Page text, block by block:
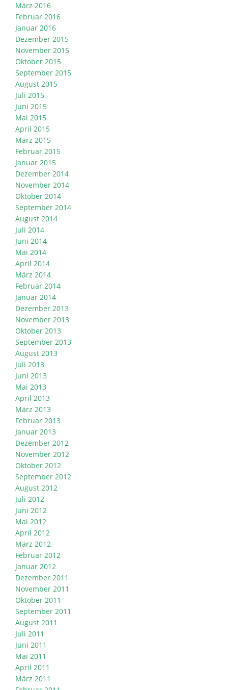
März 2016
Februar 2016
Januar 2016
Dezember 2015
November 2015
Oktober 2015
September 2015
August 2015
Juli 2015
Juni 2015
Mai 2015
April 2015
März 2015
Februar 2015
Januar 2015
Dezember 2014
November 2014
Oktober 2014
September 2014
August 2014
Juli 2014
Juni 2014
Mai 2014
April 2014
März 2014
Februar 2014
Januar 2014
Dezember 2013
November 2013
Oktober 2013
September 2013
August 2013
Juli 2013
Juni 2013
Mai 2013
April 2013
März 2013
Februar 2013
Januar 2013
Dezember 2012
November 2012
Oktober 2012
September 2012
August 2012
Juli 2012
Juni 2012
Mai 2012
April 2012
März 2012
Februar 2012
Januar 2012
Dezember 2011
November 2011
Oktober 2011
September 2011
August 2011
Juli 2011
Juni 2011
Mai 2011
April 2011
März 2011